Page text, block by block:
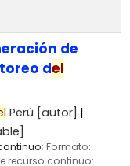
de
del
Perú [autor]
; Formato:
recurso continuo: